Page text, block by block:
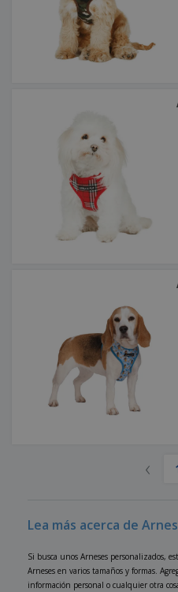
‹
Lea más acerca de
Si busca unos Arneses personalizados,
Arneses en varios tamaños y formas.
información personal o cualquier otra